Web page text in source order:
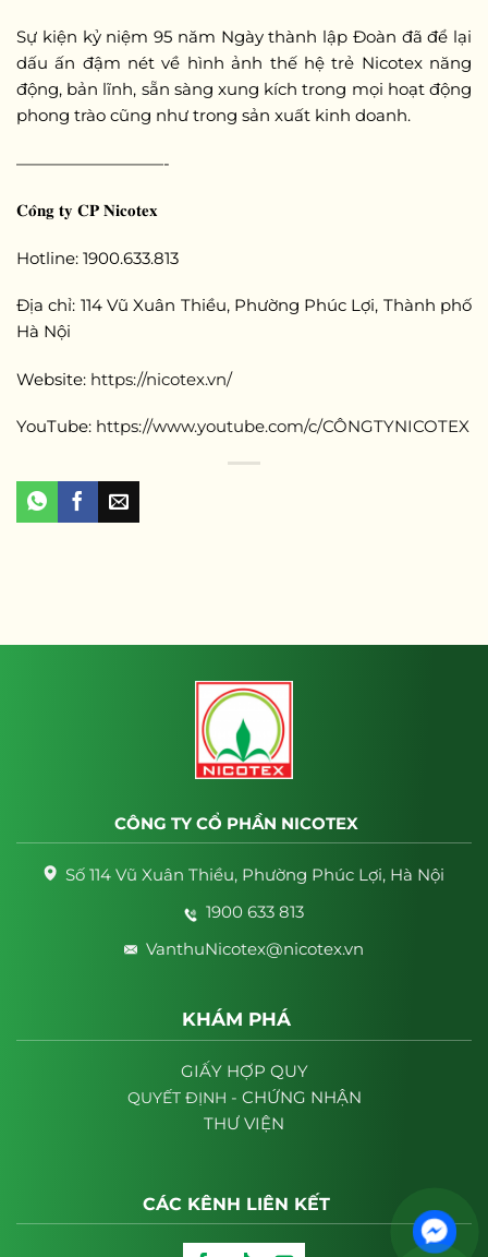
Sự kiện kỷ niệm 95 năm Ngày thành lập Đoàn đã để lại
dấu ấn đậm nét về hình ảnh thế hệ trẻ Nicotex năng
động, bản lĩnh, sẵn sàng xung kích trong mọi hoạt động
phong trào cũng như trong sản xuất kinh doanh.
—————————-
𝐂𝐨̂𝐧𝐠 𝐭𝐲 𝐂𝐏 𝐍𝐢𝐜𝐨𝐭𝐞𝐱
Hotline: 1900.633.813
Địa chỉ: 114 Vũ Xuân Thiều, Phường Phúc Lợi, Thành phố
Hà Nội
Website: https://nicotex.vn/
YouTube: https://www.youtube.com/c/CÔNGTYNICOTEX
CÔNG TY CỔ PHẦN NICOTEX
Số 114 Vũ Xuân Thiều, Phường Phúc Lợi, Hà Nội
1900 633 813
VanthuNicotex@nicotex.vn
KHÁM PHÁ
GIẤY HỢP QUY
QUYẾT ĐỊNH - CHỨNG NHẬN
THƯ VIỆN
CÁC KÊNH LIÊN KẾT